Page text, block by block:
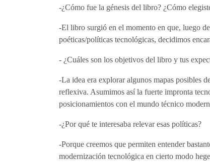
-¿Cómo fue la génesis del libro? ¿Cómo
-El libro surgió en el momento en que, luego
poéticas/políticas tecnológicas, decidimos
- ¿Cuáles son los objetivos del libro y tus
-La idea era explorar algunos mapas posibles
reflexiva. Asumimos así la fuerte impronta
posicionamientos con el mundo técnico
-¿Por qué te interesaba relevar esas políticas?
-Porque creemos que permiten entender
modernización tecnológica en cierto modo